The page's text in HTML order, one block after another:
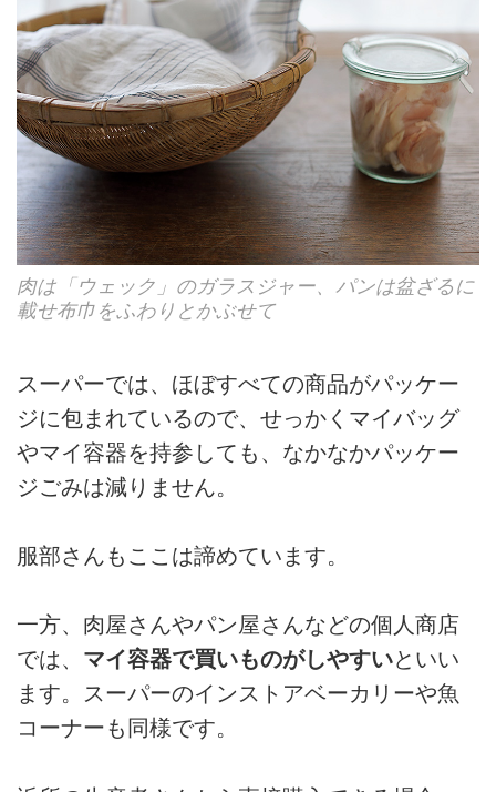
肉は「ウェック」のガラスジャー、パンは盆ざるに
載せ布巾をふわりとかぶせて
スーパーでは、ほぼすべての商品がパッケー
ジに包まれているので、せっかくマイバッグ
やマイ容器を持参しても、なかなかパッケー
ジごみは減りません。
服部さんもここは諦めています。
一方、肉屋さんやパン屋さんなどの個人商店
では、 マイ容器で買いものがしやすいといい
ます。スーパーのインストアベーカリーや魚
コーナーも同様です。